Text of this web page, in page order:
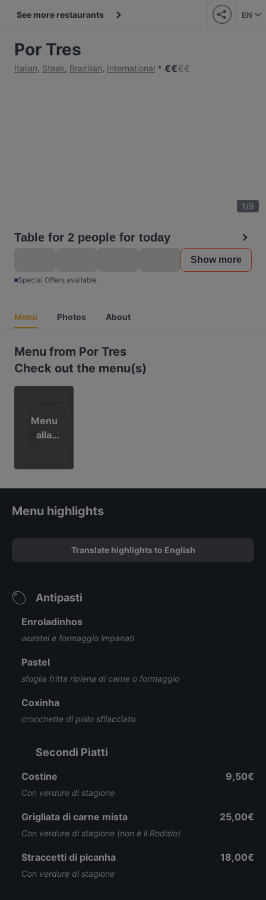
See more restaurants EN
Por Tres
Italian, Steak, Brazilian, International €€€€
1/9
Table for 2 people for today
Show more
Special Offers available
Menu Photos About
Menu from Por Tres
Check out the menu(s)
Menu
alla
Menu highlights
Translate highlights to English
Antipasti
Enroladinhos
wurstel e formaggio impanati
Pastel
sfoglia fritta ripiena di carne o formaggio
Coxinha
crocchette di pollo sfilacciato
Secondi Piatti
Costine
Con verdure di stagione
9,50€
Grigliata di carne mista
Con verdure di stagione (non è il Rodisio)
25,00€
Straccetti di picanha
Con verdure di stagione
18,00€